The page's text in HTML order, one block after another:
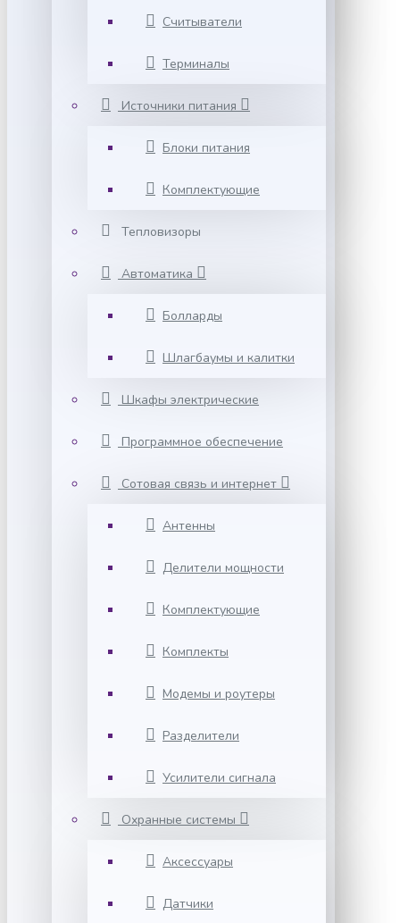
Считыватели
Терминалы
Источники питания
Блоки питания
Комплектующие
Тепловизоры
Автоматика
Болларды
Шлагбаумы и калитки
Шкафы электрические
Программное обеспечение
Сотовая связь и интернет
Антенны
Делители мощности
Комплектующие
Комплекты
Модемы и роутеры
Разделители
Усилители сигнала
Охранные системы
Аксессуары
Датчики